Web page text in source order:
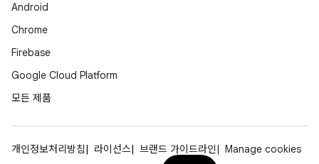
Android
Chrome
Firebase
Google Cloud Platform
모든 제품
개인정보처리방침 라이선스 브랜드 가이드라인
Manage cookies